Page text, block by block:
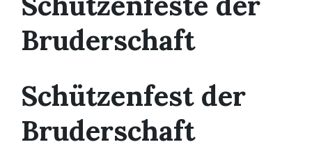
Bruderschaft
Schützenfest der
Bruderschaft